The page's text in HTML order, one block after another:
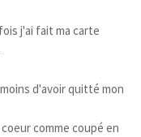
j'ai fait ma carte
d'avoir quitté mon
comme coupé en